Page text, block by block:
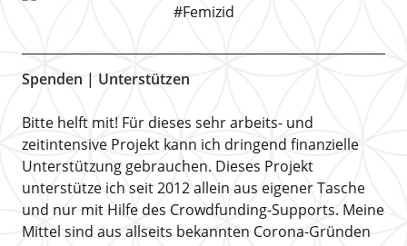
#Femizid
Spenden | Unterstützen
Bitte helft mit! Für dieses sehr arbeits- und
zeitintensive Projekt kann ich dringend finanzielle
Unterstützung gebrauchen. Dieses Projekt
unterstütze ich seit 2012 allein aus eigener Tasche
und nur mit Hilfe des Crowdfunding-Supports. Meine
Mittel sind aus allseits bekannten Corona-Gründen